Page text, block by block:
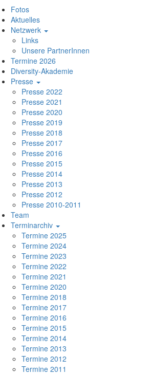
Hauptnavigation
Fotos
Aktuelles
Netzwerk
Links
Unsere PartnerInnen
Termine 2026
Diversity-Akademie
Presse
Presse 2022
Presse 2021
Presse 2020
Presse 2019
Presse 2018
Presse 2017
Presse 2016
Presse 2015
Presse 2014
Presse 2013
Presse 2012
Presse 2010-2011
Team
Terminarchiv
Termine 2025
Termine 2024
Termine 2023
Termine 2022
Termine 2021
Termine 2020
Termine 2018
Termine 2017
Termine 2016
Termine 2015
Termine 2014
Termine 2013
Termine 2012
Termine 2011